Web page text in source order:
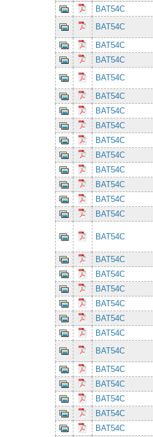
BAT54C
BAT54C
BAT54C
BAT54C
BAT54C
BAT54C
BAT54C
BAT54C
BAT54C
BAT54C
BAT54C
BAT54C
BAT54C
BAT54C
BAT54C
BAT54C
BAT54C
BAT54C
BAT54C
BAT54C
BAT54C
BAT54C
BAT54C
BAT54C
BAT54C
BAT54C
BAT54C